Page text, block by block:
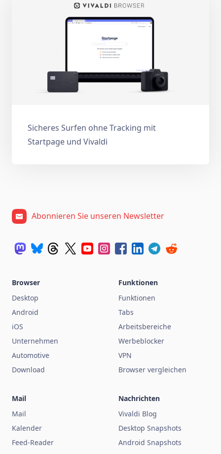
Sicheres Surfen ohne Tracking mit
Startpage und Vivaldi
Abonnieren Sie unseren Newsletter
Browser
Desktop
Android
iOS
Unternehmen
Automotive
Download
Funktionen
Funktionen
Tabs
Arbeitsbereiche
Werbeblocker
VPN
Browser vergleichen
Mail
Mail
Kalender
Feed-Reader
Nachrichten
Vivaldi Blog
Desktop Snapshots
Android Snapshots